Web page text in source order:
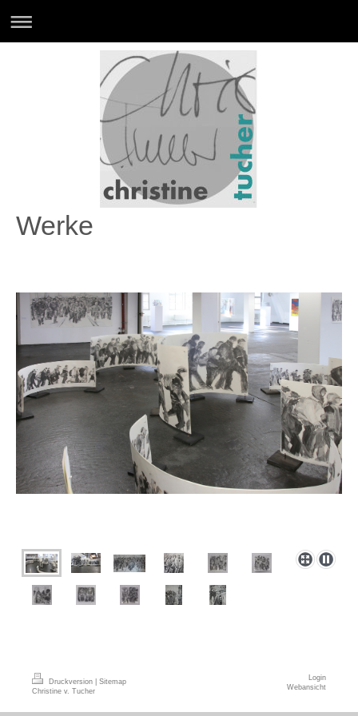
Werke
Druckversion
Sitemap
Christine v. Tucher
Login
Webansicht